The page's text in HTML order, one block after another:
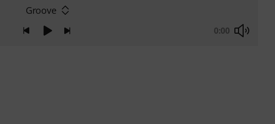
Groove
0:00